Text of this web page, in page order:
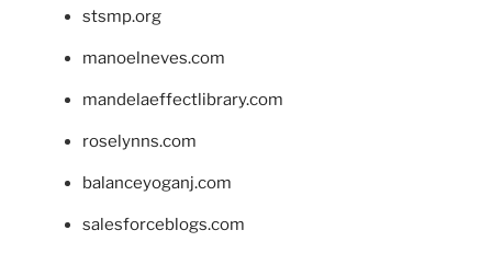
stsmp.org
manoelneves.com
mandelaeffectlibrary.com
roselynns.com
balanceyoganj.com
salesforceblogs.com